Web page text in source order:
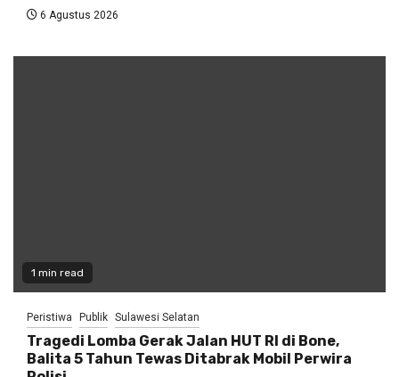
6 Agustus 2026
1 min read
Peristiwa Publik Sulawesi Selatan
Tragedi Lomba Gerak Jalan HUT RI di Bone,
Balita 5 Tahun Tewas Ditabrak Mobil Perwira